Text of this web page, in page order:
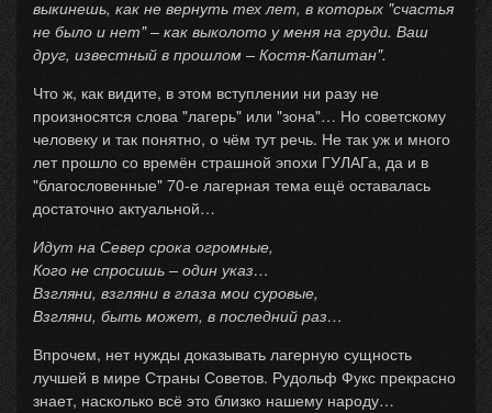
выкинешь, как не вернуть тех лет, в которых "счастья
не было и нет" – как выколото у меня на груди. Ваш
друг, известный в прошлом – Костя-Капитан".
Что ж, как видите, в этом вступлении ни разу не
произносятся слова "лагерь" или "зона"… Но советскому
человеку и так понятно, о чём тут речь. Не так уж и много
лет прошло со времён страшной эпохи ГУЛАГа, да и в
"благословенные" 70-е лагерная тема ещё оставалась
достаточно актуальной…
Идут на Север срока огромные,
Кого не спросишь – один указ…
Взгляни, взгляни в глаза мои суровые,
Взгляни, быть может, в последний раз…
Впрочем, нет нужды доказывать лагерную сущность
лучшей в мире Страны Советов. Рудольф Фукс прекрасно
знает, насколько всё это близко нашему народу…